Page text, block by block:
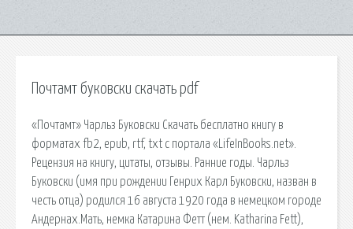
Почтамт буковски скачать pdf
«Почтамт» Чарльз Буковски Скачать бесплатно книгу в
форматах fb2, epub, rtf, txt с портала «LifeInBooks.net».
Рецензия на книгу, цитаты, отзывы. Ранние годы. Чарльз
Буковски (имя при рождении Генрих Карл Буковски, назван в
честь отца) родился 16 августа 1920 года в немецком городе
Андернах.Мать, немка Катарина Фетт (нем. Katharina Fett),